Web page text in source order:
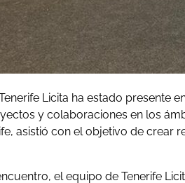
Licita ha estado presente
y colaboraciones en los
asistió con el objetivo de
el equipo de Tenerife